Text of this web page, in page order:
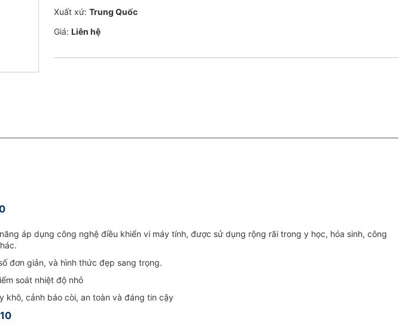
Xuất xứ: Trung Quốc
Giá: Liên hệ
áp dụng công nghệ điều khiển vi máy tính, được sử dụng rộng rãi trong y học, hóa sinh, công
đơn giản, và hình thức đẹp sang trọng.
soát nhiệt độ nhỏ
khô, cảnh báo còi, an toàn và đáng tin cậy